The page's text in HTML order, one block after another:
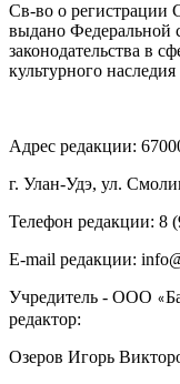
Св-во о
выдано Федеральной
законодательства в
культурного наследия
Адрес редакции:
г. Улан-Удэ, ул.
Телефон редакции: ‎‎8
E-mail редакции:
Учредитель - ООО «
редактор:
Озеров Игорь